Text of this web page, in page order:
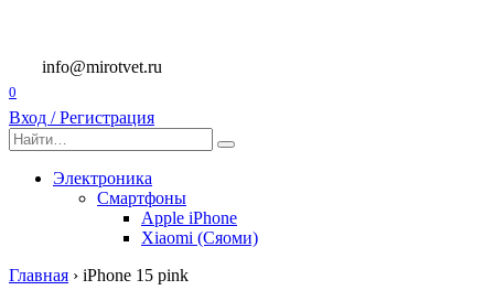
содержанию
info@mirotvet.ru
0
Вход / Регистрация
Search
for:
Электроника
Смартфоны
Apple iPhone
Xiaomi (Сяоми)
Главная › iPhone 15 pink